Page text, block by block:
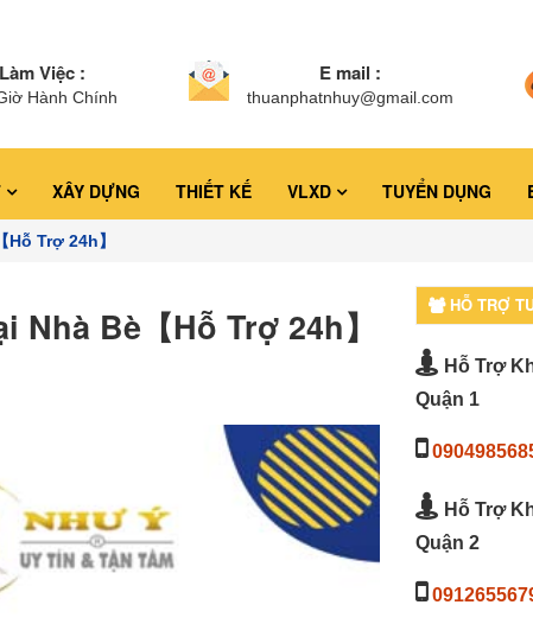
Việc :
Hành Chính
E mail :
thuanphatnhuy@gmail.com
XÂY DỰNG THIẾT KẾ VLXD TUYỂN DỤNG
Trợ 24h】
Bè【Hỗ Trợ 24h】 HỖ TRỢ
Hỗ Trợ
Quận 1
Hỗ Trợ
Quận 2